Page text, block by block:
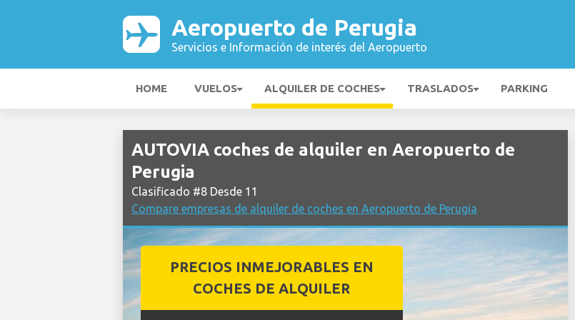
Aeropuerto de Perugia
Servicios e Información de interés del Aeropuerto
HOME VUELOS ALQUILER DE COCHES TRASLADOS PARKING
AUTOVIA coches de alquiler en Aeropuerto de
Perugia
Clasificado #8 Desde 11
Compare empresas de alquiler de coches en Aeropuerto de Perugia
PRECIOS INMEJORABLES EN
COCHES DE ALQUILER